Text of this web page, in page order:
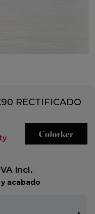
RECTIFICADO
incl.
acabado